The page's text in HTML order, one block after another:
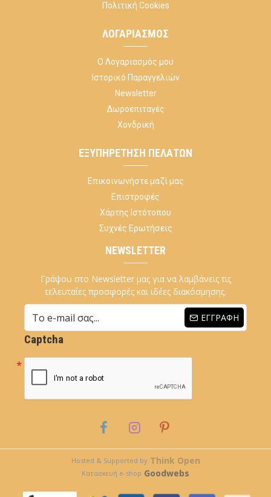
Πολιτική Cookies
ΛΟΓΑΡΙΑΣΜΌΣ
Ο Λογαριασμός μου
Ιστορικό Παραγγελιών
Newsletter
Δωροεπιταγές
Χονδρική
ΕΞΥΠΗΡΈΤΗΣΗ ΠΕΛΑΤΏΝ
Επικοινωνήστε μαζί μας
Επιστροφές
Χάρτης Ιστότοπου
Συχνές Ερωτήσεις
NEWSLETTER
Γράψου στο Newsletter μας για να λαμβάνεις τις
τελευταίες προσφορές και ιδέες διακόσμησης.
ΕΓΓΡΑΦΉ
Captcha
Hosted & Supported by Think Open
Κατασκευή e-shop Goodwebs